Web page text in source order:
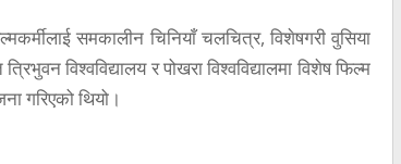
समकालीन चिनियाँ चलचित्र, विशेषगरी वुसिया
विश्वविद्यालय र पोखरा विश्वविद्यालमा विशेष फिल्म
गरिएको थियो।